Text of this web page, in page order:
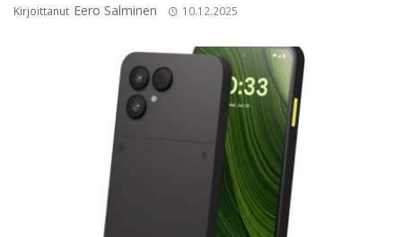
Kirjoittanut Eero Salminen 10.12.2025